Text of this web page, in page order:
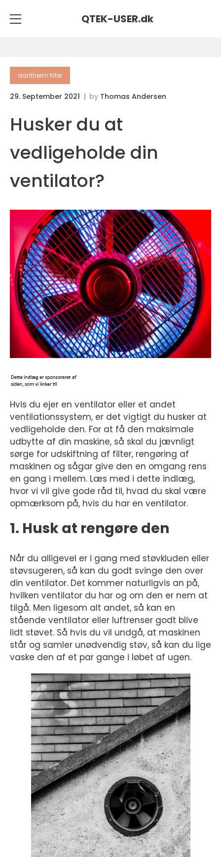
QTEK-USER.dk
dantherm filter
29. September 2021 by Thomas Andersen
Husker du at
vedligeholde din
ventilator?
Hvis du ejer en ventilator eller et andet
ventilationssystem, er det vigtigt du husker at
vedligeholde den. For at få den maksimale
udbytte af din maskine, så skal du jævnligt
sørge for udskiftning af filter, rengøring af
maskinen og sågar give den en omgang rens
en gang i mellem. Læs med i dette indlæg,
hvor vi vil give gode råd til, hvad du skal være
opmærksom på, hvis du har en ventilator.
1. Husk at rengøre den
Når du alligevel er i gang med støvkluden eller
støvsugeren, så kan du godt svinge den over
din ventilator. Det kommer naturligvis an på,
hvilken ventilator du har og om den er nem at
tilgå. Men ligesom alt andet, så kan en
stående ventilator eller luftrenser godt blive
lidt støvet. Så hvis du vil undgå, at maskinen
står og samler unødvendig støv, så kan du lige
vaske den af et par gange i løbet af ugen.